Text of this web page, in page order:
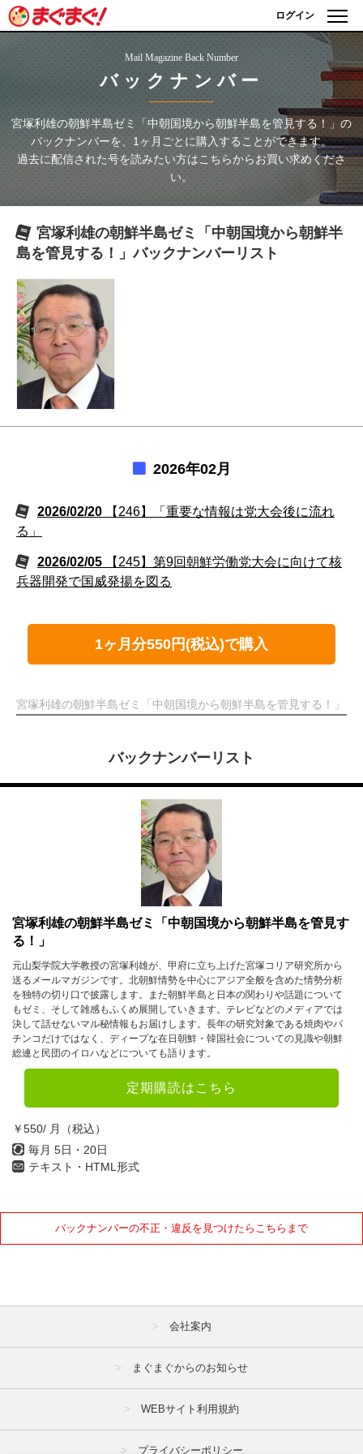
ログイン
Mail Magazine Back Number
バックナンバー
宮塚利雄の朝鮮半島ゼミ「中朝国境から朝鮮半島を管見する！」 の
バックナンバーを、1ヶ月ごとに購入することができます。
過去に配信された号を読みたい方はこちらからお買い求めくださ
い。
宮塚利雄の朝鮮半島ゼミ「中朝国境から朝鮮半
島を管見する！」バックナンバーリスト
2026年02月
2026/02/20
【246】「重要な情報は党大会後に流れ
る」
2026/02/05
【245】第9回朝鮮労働党大会に向けて核
兵器開発で国威発揚を図る
1ヶ月分550円(税込)で購入
宮塚利雄の朝鮮半島ゼミ「中朝国境から朝鮮半島を管見する！」
バックナンバーリスト
宮塚利雄の朝鮮半島ゼミ「中朝国境から朝鮮半島を管見す
る！」
元山梨学院大学教授の宮塚利雄が、甲府に立ち上げた宮塚コリア研究所から
送るメールマガジンです。北朝鮮情勢を中心にアジア全般を含めた情勢分析
を独特の切り口で披露します。また朝鮮半島と日本の関わりや話題について
もゼミ、そして雑感もふくめ展開していきます。テレビなどのメディアでは
決して話せないマル秘情報もお届けします。長年の研究対象である焼肉やパ
チンコだけではなく、ディープな在日朝鮮・韓国社会についての見識や朝鮮
総連と民団のイロハなどについても語ります。
定期購読はこちら
￥550/ 月（税込）
毎月 5日・20日
テキスト・HTML形式
バックナンバーの不正・違反を見つけたらこちらまで
会社案内
まぐまぐからのお知らせ
WEBサイト利用規約
プライバシーポリシー